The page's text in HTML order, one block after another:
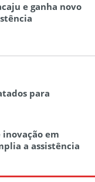
e ganha novo
para
em
a assistência